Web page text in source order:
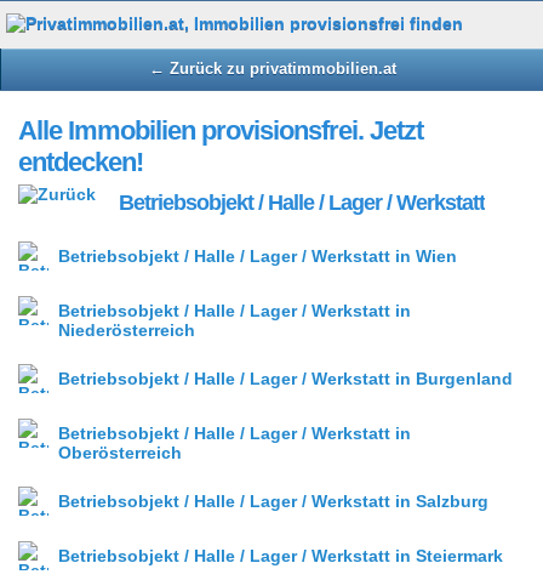
← Zurück zu privatimmobilien.at
Alle Immobilien provisionsfrei. Jetzt
entdecken!
Betriebsobjekt / Halle / Lager / Werkstatt
Betriebsobjekt / Halle / Lager / Werkstatt in Wien
Betriebsobjekt / Halle / Lager / Werkstatt in
Niederösterreich
Betriebsobjekt / Halle / Lager / Werkstatt in Burgenland
Betriebsobjekt / Halle / Lager / Werkstatt in
Oberösterreich
Betriebsobjekt / Halle / Lager / Werkstatt in Salzburg
Betriebsobjekt / Halle / Lager / Werkstatt in Steiermark